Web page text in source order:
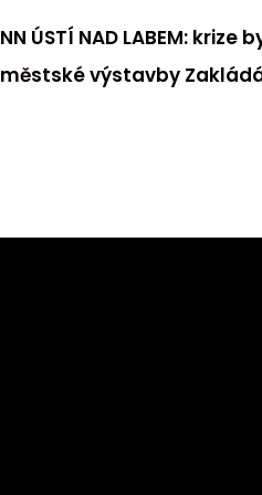
NN ÚSTÍ NAD LABEM:
městské výstavby